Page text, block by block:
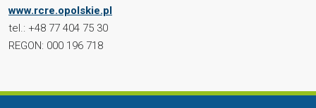
www.rcre.opolskie.pl
tel.: +48 77 404 75 30
REGON: 000 196 718